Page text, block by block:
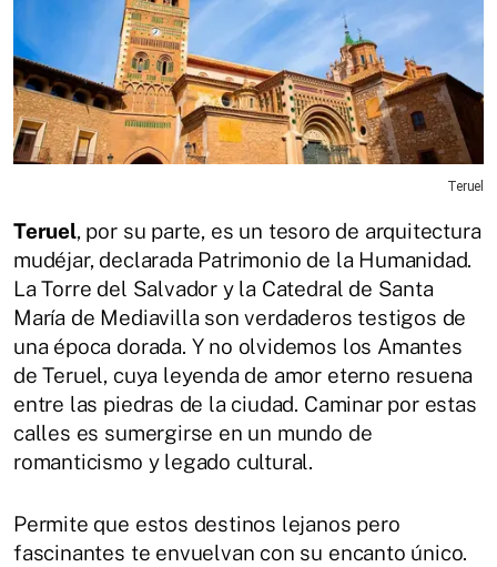
Teruel
Teruel, por su parte, es un tesoro de arquitectura
mudéjar, declarada Patrimonio de la Humanidad.
La Torre del Salvador y la Catedral de Santa
María de Mediavilla son verdaderos testigos de
una época dorada. Y no olvidemos los Amantes
de Teruel, cuya leyenda de amor eterno resuena
entre las piedras de la ciudad. Caminar por estas
calles es sumergirse en un mundo de
romanticismo y legado cultural.
Permite que estos destinos lejanos pero
fascinantes te envuelvan con su encanto único.